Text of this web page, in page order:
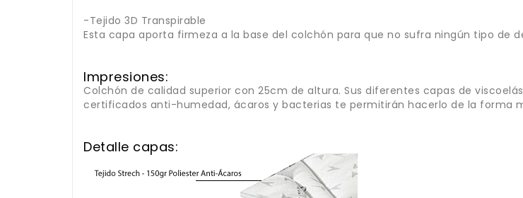
-Tejido 3D Transpirable
Esta capa aporta firmeza a la base del colchón para que no sufra ningún tipo de
Impresiones:
Colchón de calidad superior con 25cm de altura. Sus diferentes capas de
certificados anti-humedad, ácaros y bacterias te permitirán hacerlo de la forma
Detalle capas: